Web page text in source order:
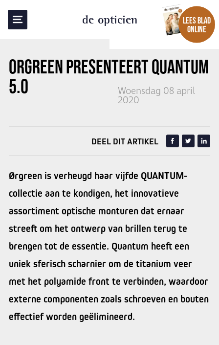
de opticien
LEES BLAD
ONLINE
ORGREEN PRESENTEERT QUANTUM
5.0
Woensdag 08 april
2020
TERUG NAAR OVERZICHT
DEEL DIT ARTIKEL
Ørgreen is verheugd haar vijfde QUANTUM-
collectie aan te kondigen, het innovatieve
assortiment optische monturen dat ernaar
streeft om het ontwerp van brillen terug te
brengen tot de essentie. Quantum heeft een
uniek sferisch scharnier om de titanium veer
met het polyamide front te verbinden, waardoor
externe componenten zoals schroeven en bouten
effectief worden geëlimineerd.